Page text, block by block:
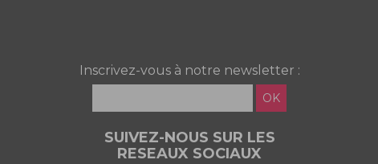
Inscrivez-vous à notre newsletter :
OK
SUIVEZ-NOUS SUR LES
RESEAUX SOCIAUX